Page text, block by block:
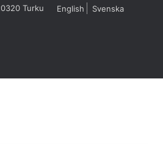
Turku
English Svenska